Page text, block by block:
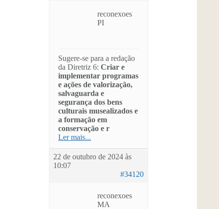
reconexoes
PI
Sugere-se para a redação
da Diretriz 6: Criar e
implementar programas
e ações de valorização,
salvaguarda e
segurança dos bens
culturais musealizados e
a formação em
conservação e r
Ler mais...
22 de outubro de 2024 às
10:07
#34120
reconexoes
MA